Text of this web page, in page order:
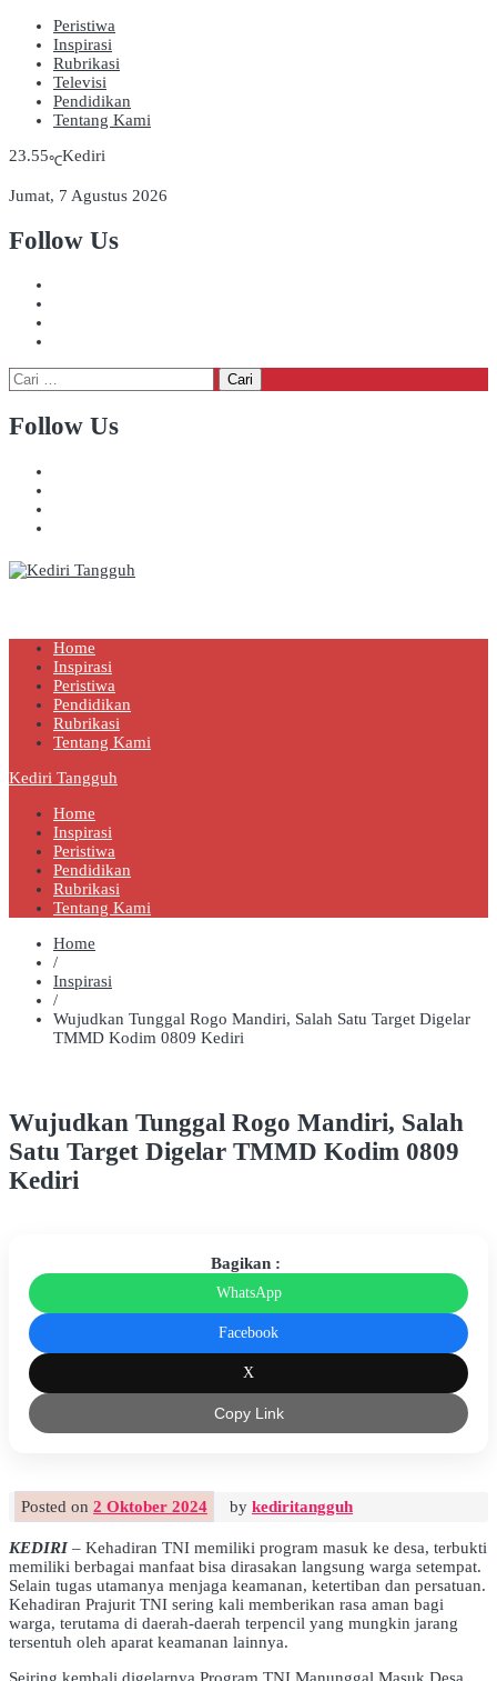
Peristiwa
Inspirasi
Rubrikasi
Televisi
Pendidikan
Tentang Kami
23.55℃Kediri
Jumat, 7 Agustus 2026
Follow Us
Cari
untuk:
Follow Us
Home
Inspirasi
Peristiwa
Pendidikan
Rubrikasi
Tentang Kami
Kediri Tangguh
Home
Inspirasi
Peristiwa
Pendidikan
Rubrikasi
Tentang Kami
Home
/
Inspirasi
/
Wujudkan Tunggal Rogo Mandiri, Salah Satu Target Digelar
TMMD Kodim 0809 Kediri
Wujudkan Tunggal Rogo Mandiri, Salah
Satu Target Digelar TMMD Kodim 0809
Kediri
Bagikan :
WhatsApp
Facebook
X
Copy Link
Posted on 2 Oktober 2024 by kediritangguh
KEDIRI– Kehadiran TNI memiliki program masuk ke desa, terbukti
memiliki berbagai manfaat bisa dirasakan langsung warga setempat.
Selain tugas utamanya menjaga keamanan, ketertiban dan persatuan.
Kehadiran Prajurit TNI sering kali memberikan rasa aman bagi
warga, terutama di daerah-daerah terpencil yang mungkin jarang
tersentuh oleh aparat keamanan lainnya.